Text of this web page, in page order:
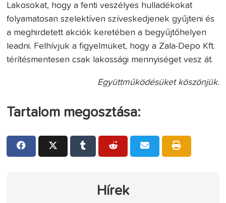
Lakosokat, hogy a fenti veszélyes hulladékokat
folyamatosan szelektíven szíveskedjenek gyűjteni és
a meghirdetett akciók keretében a begyűjtőhelyen
leadni. Felhívjuk a figyelmüket, hogy a Zala-Depo Kft.
térítésmentesen csak lakossági mennyiséget vesz át.
Együttműködésüket köszönjük.
Tartalom megosztása:
Hírek